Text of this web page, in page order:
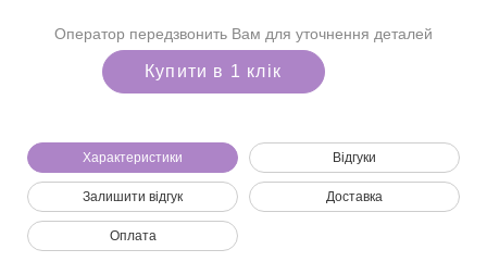
Оператор передзвонить Вам для уточнення деталей
Купити в 1 клік
Характеристики Відгуки
Залишити відгук Доставка
Оплата
Ми зателефонуємо вам на номер: